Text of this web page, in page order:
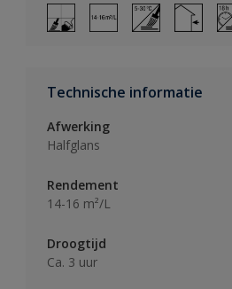
Technische informatie
Afwerking
Halfglans
Rendement
14-16 m²/L
Droogtijd
Ca. 3 uur